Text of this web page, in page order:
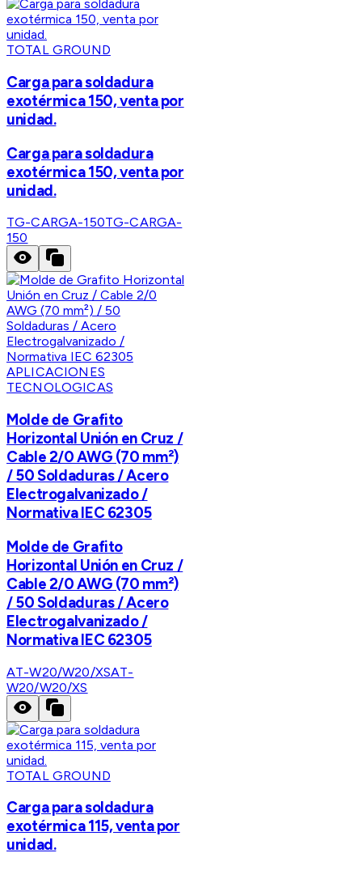
TOTAL GROUND
Carga para soldadura
exotérmica 150, venta por
unidad.
Carga para soldadura
exotérmica 150, venta por
unidad.
TG-CARGA-150TG-CARGA-
150
APLICACIONES
TECNOLOGICAS
Molde de Grafito
Horizontal Unión en Cruz /
Cable 2/0 AWG (70 mm²)
/ 50 Soldaduras / Acero
Electrogalvanizado /
Normativa IEC 62305
Molde de Grafito
Horizontal Unión en Cruz /
Cable 2/0 AWG (70 mm²)
/ 50 Soldaduras / Acero
Electrogalvanizado /
Normativa IEC 62305
AT-W20/W20/XSAT-
W20/W20/XS
TOTAL GROUND
Carga para soldadura
exotérmica 115, venta por
unidad.